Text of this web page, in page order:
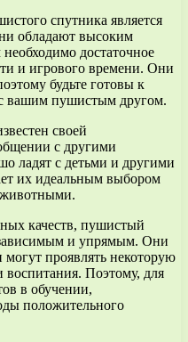
спутника является
обладают высоким
достаточное
и игрового времени. Они
будьте готовы к
вашим пушистым другом.
своей
с другими
ладят с детьми и другими
их идеальным выбором
животными.
качеств, пушистый
и упрямым. Они
проявлять некоторую
воспитания. Поэтому, для
в обучении,
положительного